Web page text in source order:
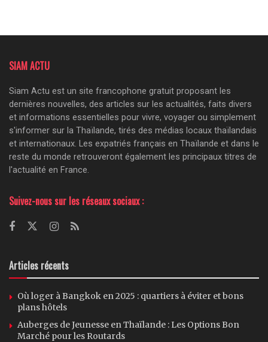
SIAM ACTU
Siam Actu est un site francophone gratuit proposant les
dernières nouvelles, des articles sur les actualités, faits divers
et informations essentielles pour vivre, voyager ou simplement
s'informer sur la Thaïlande, tirés des médias locaux thaïlandais
et internationaux. Les expatriés français en Thaïlande et dans le
reste du monde retrouveront également les principaux titres de
l'actualité en France.
Suivez-nous sur les réseaux sociaux :
Articles récents
Où loger à Bangkok en 2025 : quartiers à éviter et bons
plans hôtels
Auberges de Jeunesse en Thaïlande : Les Options Bon
Marché pour les Routards